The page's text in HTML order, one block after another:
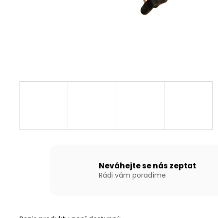
Neváhejte se nás zeptat
Rádi vám poradíme
NAFUKOVACÍ ČLUN WILLIS BOATS RY-
BD240 V BÍLO-MODRÉ BARVĚ SE
SKLÁDACÍ DŘEVĚNOU PODLAHOU